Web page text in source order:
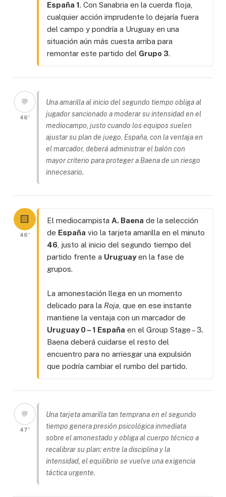
España 1. Con Sanabria en la cuerda floja,
cualquier acción imprudente lo dejaría fuera
del campo y pondría a Uruguay en una
situación aún más cuesta arriba para
remontar este partido del Grupo 3.
💬
46'
Una amarilla al inicio del segundo tiempo obliga al
jugador sancionado a moderar su intensidad en el
mediocampo, justo cuando los equipos suelen
ajustar su plan de juego. España, con la ventaja en
el marcador, deberá administrar el balón con
mayor criterio para proteger a Baena de un riesgo
innecesario.
🟨
46'
El mediocampista A. Baena de la selección
de España vio la tarjeta amarilla en el minuto
46, justo al inicio del segundo tiempo del
partido frente a Uruguayen la fase de
grupos.
La amonestación llega en un momento
delicado para la Roja , que en ese instante
mantiene la ventaja con un marcador de
Uruguay 0 – 1 España en el Group Stage – 3.
Baena deberá cuidarse el resto del
encuentro para no arriesgar una expulsión
que podría cambiar el rumbo del partido.
💬
47'
Una tarjeta amarilla tan temprana en el segundo
tiempo genera presión psicológica inmediata
sobre el amonestado y obliga al cuerpo técnico a
recalibrar su plan: entre la disciplina y la
intensidad, el equilibrio se vuelve una exigencia
táctica urgente.